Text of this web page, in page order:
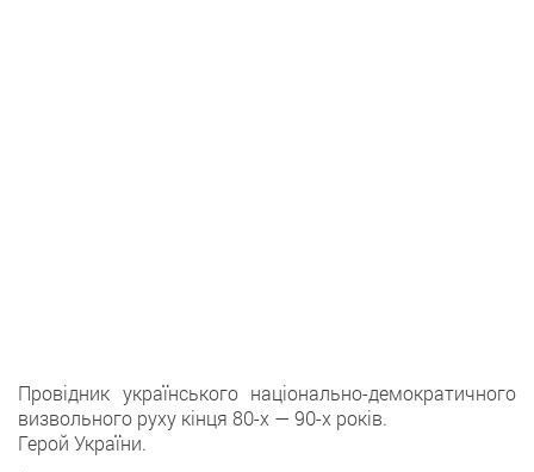
Провідник українського національно-демократичного
визвольного руху кінця 80-х — 90-х років.
Герой України.